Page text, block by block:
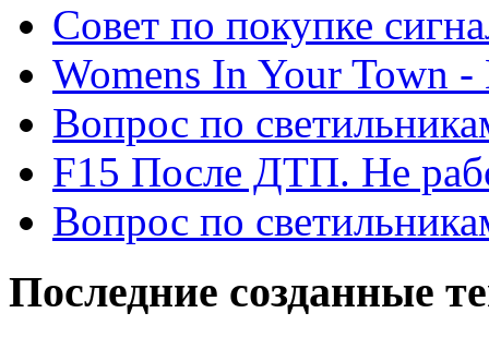
Cовет по покупке
Womens In Your Town
Вопрос по
F15 После ДТП. Не
Вопрос по
Последние созданные